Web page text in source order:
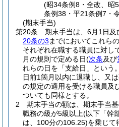
(昭34条例8・全改、昭
条例38・平21条例7・
(期末手当)
第20条
期末手当は、6月1日及
20条の3 までにおいてこれら
それぞれ在職する職員に対し
月の規則で定める日(次条及び
れらの日を「支給日」という
日前1箇月以内に退職し、又
の規定の適用を受ける職員及
ついても同様とする。
2
期末手当の額は、期末手当
職務の級が5級以上(以下「幹
は、100分の106.25)を乗じて